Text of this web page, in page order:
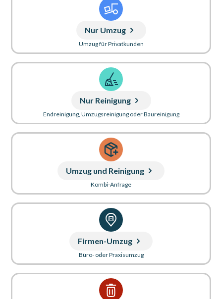
Nur Umzug
Umzug für Privatkunden
Nur Reinigung
Endreinigung, Umzugsreinigung oder Baureinigung
Umzug und Reinigung
Kombi-Anfrage
Firmen-Umzug
Büro- oder Praxisumzug